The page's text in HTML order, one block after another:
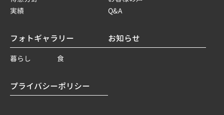
実績
Q&A
フォトギャラリー
暮らし 食
お知らせ
プライバシーポリシー